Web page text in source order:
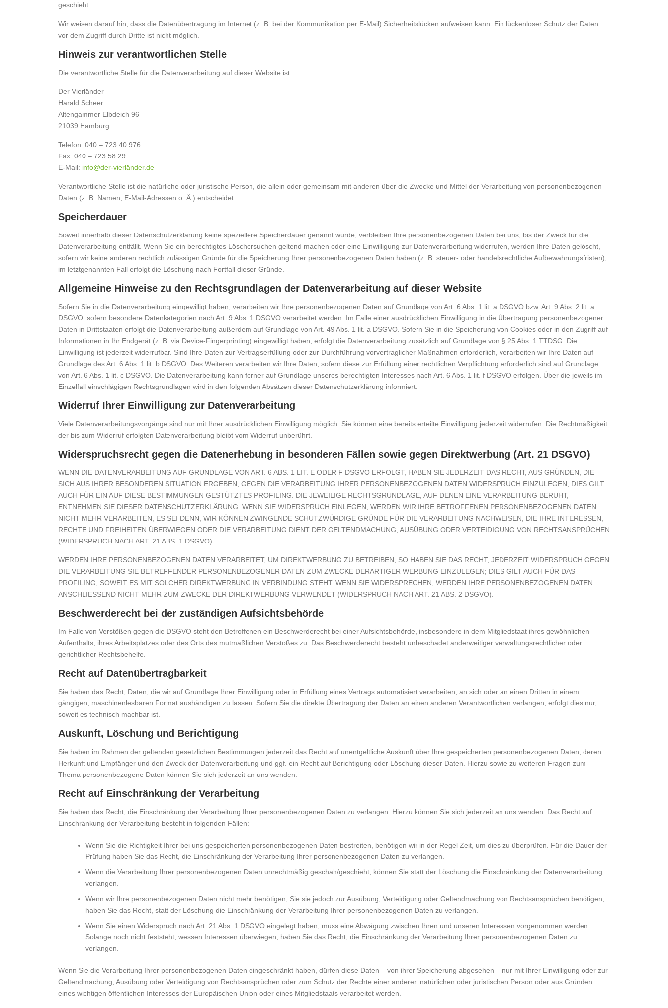
geschieht.
Wir weisen darauf hin, dass die Datenübertragung im Internet (z. B. bei der Kommunikation per E-Mail) Sicherheitslücken aufweisen kann. Ein lückenloser Schutz der Daten
vor dem Zugriff durch Dritte ist nicht möglich.
Hinweis zur verantwortlichen Stelle
Die verantwortliche Stelle für die Datenverarbeitung auf dieser Website ist:
Der Vierländer
Harald Scheer
Altengammer Elbdeich 96
21039 Hamburg
Telefon: 040 – 723 40 976
Fax: 040 – 723 58 29
E-Mail: info@der-vierländer.de
Verantwortliche Stelle ist die natürliche oder juristische Person, die allein oder gemeinsam mit anderen über die Zwecke und Mittel der Verarbeitung von personenbezogenen
Daten (z. B. Namen, E-Mail-Adressen o. Ä.) entscheidet.
Speicherdauer
Soweit innerhalb dieser Datenschutzerklärung keine speziellere Speicherdauer genannt wurde, verbleiben Ihre personenbezogenen Daten bei uns, bis der Zweck für die
Datenverarbeitung entfällt. Wenn Sie ein berechtigtes Löschersuchen geltend machen oder eine Einwilligung zur Datenverarbeitung widerrufen, werden Ihre Daten gelöscht,
sofern wir keine anderen rechtlich zulässigen Gründe für die Speicherung Ihrer personenbezogenen Daten haben (z. B. steuer- oder handelsrechtliche Aufbewahrungsfristen);
im letztgenannten Fall erfolgt die Löschung nach Fortfall dieser Gründe.
Allgemeine Hinweise zu den Rechtsgrundlagen der Datenverarbeitung auf dieser Website
Sofern Sie in die Datenverarbeitung eingewilligt haben, verarbeiten wir Ihre personenbezogenen Daten auf Grundlage von Art. 6 Abs. 1 lit. a DSGVO bzw. Art. 9 Abs. 2 lit. a
DSGVO, sofern besondere Datenkategorien nach Art. 9 Abs. 1 DSGVO verarbeitet werden. Im Falle einer ausdrücklichen Einwilligung in die Übertragung personenbezogener
Daten in Drittstaaten erfolgt die Datenverarbeitung außerdem auf Grundlage von Art. 49 Abs. 1 lit. a DSGVO. Sofern Sie in die Speicherung von Cookies oder in den Zugriff auf
Informationen in Ihr Endgerät (z. B. via Device-Fingerprinting) eingewilligt haben, erfolgt die Datenverarbeitung zusätzlich auf Grundlage von § 25 Abs. 1 TTDSG. Die
Einwilligung ist jederzeit widerrufbar. Sind Ihre Daten zur Vertragserfüllung oder zur Durchführung vorvertraglicher Maßnahmen erforderlich, verarbeiten wir Ihre Daten auf
Grundlage des Art. 6 Abs. 1 lit. b DSGVO. Des Weiteren verarbeiten wir Ihre Daten, sofern diese zur Erfüllung einer rechtlichen Verpflichtung erforderlich sind auf Grundlage
von Art. 6 Abs. 1 lit. c DSGVO. Die Datenverarbeitung kann ferner auf Grundlage unseres berechtigten Interesses nach Art. 6 Abs. 1 lit. f DSGVO erfolgen. Über die jeweils im
Einzelfall einschlägigen Rechtsgrundlagen wird in den folgenden Absätzen dieser Datenschutzerklärung informiert.
Widerruf Ihrer Einwilligung zur Datenverarbeitung
Viele Datenverarbeitungsvorgänge sind nur mit Ihrer ausdrücklichen Einwilligung möglich. Sie können eine bereits erteilte Einwilligung jederzeit widerrufen. Die Rechtmäßigkeit
der bis zum Widerruf erfolgten Datenverarbeitung bleibt vom Widerruf unberührt.
Widerspruchsrecht gegen die Datenerhebung in besonderen Fällen sowie gegen Direktwerbung (Art. 21 DSGVO)
WENN DIE DATENVERARBEITUNG AUF GRUNDLAGE VON ART. 6 ABS. 1 LIT. E ODER F DSGVO ERFOLGT, HABEN SIE JEDERZEIT DAS RECHT, AUS GRÜNDEN, DIE
SICH AUS IHRER BESONDEREN SITUATION ERGEBEN, GEGEN DIE VERARBEITUNG IHRER PERSONENBEZOGENEN DATEN WIDERSPRUCH EINZULEGEN; DIES GILT
AUCH FÜR EIN AUF DIESE BESTIMMUNGEN GESTÜTZTES PROFILING. DIE JEWEILIGE RECHTSGRUNDLAGE, AUF DENEN EINE VERARBEITUNG BERUHT,
ENTNEHMEN SIE DIESER DATENSCHUTZERKLÄRUNG. WENN SIE WIDERSPRUCH EINLEGEN, WERDEN WIR IHRE BETROFFENEN PERSONENBEZOGENEN DATEN
NICHT MEHR VERARBEITEN, ES SEI DENN, WIR KÖNNEN ZWINGENDE SCHUTZWÜRDIGE GRÜNDE FÜR DIE VERARBEITUNG NACHWEISEN, DIE IHRE INTERESSEN,
RECHTE UND FREIHEITEN ÜBERWIEGEN ODER DIE VERARBEITUNG DIENT DER GELTENDMACHUNG, AUSÜBUNG ODER VERTEIDIGUNG VON RECHTSANSPRÜCHEN
(WIDERSPRUCH NACH ART. 21 ABS. 1 DSGVO).
WERDEN IHRE PERSONENBEZOGENEN DATEN VERARBEITET, UM DIREKTWERBUNG ZU BETREIBEN, SO HABEN SIE DAS RECHT, JEDERZEIT WIDERSPRUCH GEGEN
DIE VERARBEITUNG SIE BETREFFENDER PERSONENBEZOGENER DATEN ZUM ZWECKE DERARTIGER WERBUNG EINZULEGEN; DIES GILT AUCH FÜR DAS
PROFILING, SOWEIT ES MIT SOLCHER DIREKTWERBUNG IN VERBINDUNG STEHT. WENN SIE WIDERSPRECHEN, WERDEN IHRE PERSONENBEZOGENEN DATEN
ANSCHLIESSEND NICHT MEHR ZUM ZWECKE DER DIREKTWERBUNG VERWENDET (WIDERSPRUCH NACH ART. 21 ABS. 2 DSGVO).
Beschwerde­recht bei der zuständigen Aufsichts­behörde
Im Falle von Verstößen gegen die DSGVO steht den Betroffenen ein Beschwerderecht bei einer Aufsichtsbehörde, insbesondere in dem Mitgliedstaat ihres gewöhnlichen
Aufenthalts, ihres Arbeitsplatzes oder des Orts des mutmaßlichen Verstoßes zu. Das Beschwerderecht besteht unbeschadet anderweitiger verwaltungsrechtlicher oder
gerichtlicher Rechtsbehelfe.
Recht auf Daten­übertrag­barkeit
Sie haben das Recht, Daten, die wir auf Grundlage Ihrer Einwilligung oder in Erfüllung eines Vertrags automatisiert verarbeiten, an sich oder an einen Dritten in einem
gängigen, maschinenlesbaren Format aushändigen zu lassen. Sofern Sie die direkte Übertragung der Daten an einen anderen Verantwortlichen verlangen, erfolgt dies nur,
soweit es technisch machbar ist.
Auskunft, Löschung und Berichtigung
Sie haben im Rahmen der geltenden gesetzlichen Bestimmungen jederzeit das Recht auf unentgeltliche Auskunft über Ihre gespeicherten personenbezogenen Daten, deren
Herkunft und Empfänger und den Zweck der Datenverarbeitung und ggf. ein Recht auf Berichtigung oder Löschung dieser Daten. Hierzu sowie zu weiteren Fragen zum
Thema personenbezogene Daten können Sie sich jederzeit an uns wenden.
Recht auf Einschränkung der Verarbeitung
Sie haben das Recht, die Einschränkung der Verarbeitung Ihrer personenbezogenen Daten zu verlangen. Hierzu können Sie sich jederzeit an uns wenden. Das Recht auf
Einschränkung der Verarbeitung besteht in folgenden Fällen:
Wenn Sie die Richtigkeit Ihrer bei uns gespeicherten personenbezogenen Daten bestreiten, benötigen wir in der Regel Zeit, um dies zu überprüfen. Für die Dauer der
Prüfung haben Sie das Recht, die Einschränkung der Verarbeitung Ihrer personenbezogenen Daten zu verlangen.
Wenn die Verarbeitung Ihrer personenbezogenen Daten unrechtmäßig geschah/geschieht, können Sie statt der Löschung die Einschränkung der Datenverarbeitung
verlangen.
Wenn wir Ihre personenbezogenen Daten nicht mehr benötigen, Sie sie jedoch zur Ausübung, Verteidigung oder Geltendmachung von Rechtsansprüchen benötigen,
haben Sie das Recht, statt der Löschung die Einschränkung der Verarbeitung Ihrer personenbezogenen Daten zu verlangen.
Wenn Sie einen Widerspruch nach Art. 21 Abs. 1 DSGVO eingelegt haben, muss eine Abwägung zwischen Ihren und unseren Interessen vorgenommen werden.
Solange noch nicht feststeht, wessen Interessen überwiegen, haben Sie das Recht, die Einschränkung der Verarbeitung Ihrer personenbezogenen Daten zu
verlangen.
Wenn Sie die Verarbeitung Ihrer personenbezogenen Daten eingeschränkt haben, dürfen diese Daten – von ihrer Speicherung abgesehen – nur mit Ihrer Einwilligung oder zur
Geltendmachung, Ausübung oder Verteidigung von Rechtsansprüchen oder zum Schutz der Rechte einer anderen natürlichen oder juristischen Person oder aus Gründen
eines wichtigen öffentlichen Interesses der Europäischen Union oder eines Mitgliedstaats verarbeitet werden.